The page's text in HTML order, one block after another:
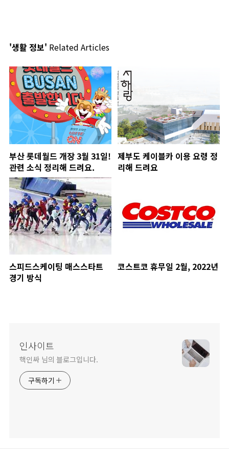
'생활 정보' Related Articles
부산 롯데월드 개장 3월 31일!
관련 소식 정리해 드려요.
제부도 케이블카 이용 요령 정
리해 드려요
스피드스케이팅 매스스타트
경기 방식
코스트코 휴무일 2월, 2022년
인사이트
핵인싸 님의 블로그입니다.
구독하기